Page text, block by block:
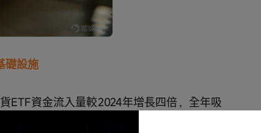
礎設施
ETF資金流入量較2024年增長四倍，全年吸
成功實施Pectra和Fusaka兩次里程碑式升